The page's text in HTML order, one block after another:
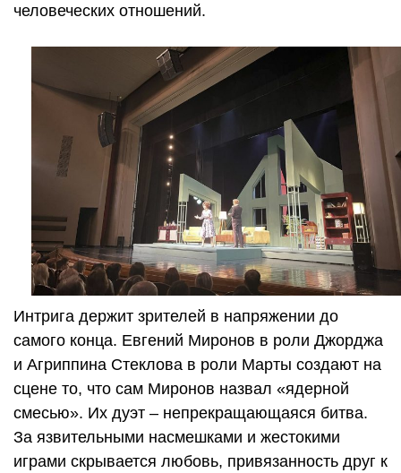
человеческих отношений.
Интрига держит зрителей в напряжении до
самого конца. Евгений Миронов в роли Джорджа
и Агриппина Стеклова в роли Марты создают на
сцене то, что сам Миронов назвал «ядерной
смесью». Их дуэт – непрекращающаяся битва.
За язвительными насмешками и жестокими
играми скрывается любовь, привязанность друг к